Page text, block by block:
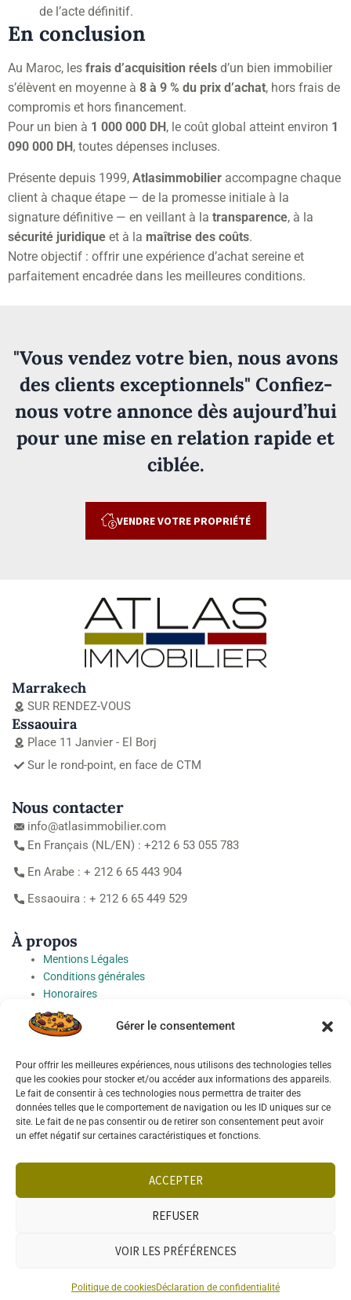
Gérer le consentement
Pour offrir les meilleures expériences, nous utilisons des technologies telles
que les cookies pour stocker et/ou accéder aux informations des appareils.
Le fait de consentir à ces technologies nous permettra de traiter des
données telles que le comportement de navigation ou les ID uniques sur ce
site. Le fait de ne pas consentir ou de retirer son consentement peut avoir
un effet négatif sur certaines caractéristiques et fonctions.
ACCEPTER
REFUSER
VOIR LES PRÉFÉRENCES
Politique de cookiesDéclaration de confidentialité
de l’acte définitif.
En conclusion
Au Maroc, les frais d’acquisition réels d’un bien immobilier
s’élèvent en moyenne à 8 à 9 % du prix d’achat, hors frais de
compromis et hors financement.
Pour un bien à 1 000 000 DH, le coût global atteint environ 1
090 000 DH, toutes dépenses incluses.
Présente depuis 1999, Atlasimmobilier accompagne chaque
client à chaque étape — de la promesse initiale à la
signature définitive — en veillant à la transparence, à la
sécurité juridique et à la maîtrise des coûts.
Notre objectif : offrir une expérience d’achat sereine et
parfaitement encadrée dans les meilleures conditions.
"Vous vendez votre bien, nous avons
des clients exceptionnels" Confiez-
nous votre annonce dès aujourd’hui
pour une mise en relation rapide et
ciblée.
VENDRE VOTRE PROPRIÉTÉ
Marrakech
SUR RENDEZ-VOUS
Essaouira
Place 11 Janvier - El Borj
Sur le rond-point, en face de CTM
Nous contacter
info@atlasimmobilier.com
En Français (NL/EN) : +212 6 53 055 783
En Arabe : + 212 6 65 443 904
Essaouira : + 212 6 65 449 529
À propos
Mentions Légales
Conditions générales
Honoraires
Charte de protection des Données à caractère personnel
Préférences cookies
Socials
Français English